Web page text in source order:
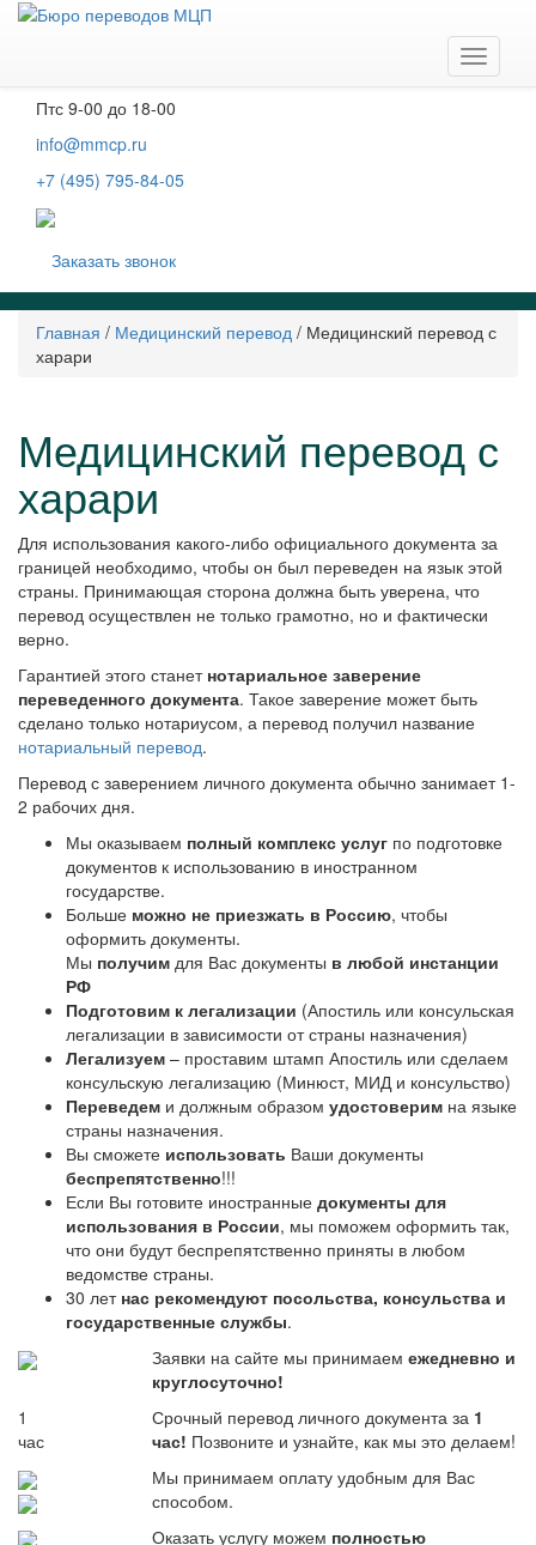
Москва, м. Тургеневская, Чистые пруды
Птс 9-00 до 18-00
info@mmcp.ru
+7 (495) 795-84-05
Заказать звонок
Главная / Медицинский перевод / Медицинский перевод с
харари
Медицинский перевод с
харари
Для использования какого-либо официального документа за
границей необходимо, чтобы он был переведен на язык этой
страны. Принимающая сторона должна быть уверена, что
перевод осуществлен не только грамотно, но и фактически
верно.
Гарантией этого станет нотариальное заверение
переведенного документа. Такое заверение может быть
сделано только нотариусом, а перевод получил название
нотариальный перевод.
Перевод с заверением личного документа обычно занимает 1-
2 рабочих дня.
Мы оказываем полный комплекс услуг по подготовке
документов к использованию в иностранном
государстве.
Больше можно не приезжать в Россию, чтобы
оформить документы.
Мы получим для Вас документы в любой инстанции
РФ
Подготовим к легализации (Апостиль или консульская
легализации в зависимости от страны назначения)
Легализуем – проставим штамп Апостиль или сделаем
консульскую легализацию (Минюст, МИД и консульство)
Переведем и должным образом удостоверим на языке
страны назначения.
Вы сможете использовать Ваши документы
беспрепятственно!!!
Если Вы готовите иностранные документы для
использования в России, мы поможем оформить так,
что они будут беспрепятственно приняты в любом
ведомстве страны.
30 лет нас рекомендуют посольства, консульства и
государственные службы.
Заявки на сайте мы принимаем ежедневно и
круглосуточно!
1
час
Срочный перевод личного документа за 1
час! Позвоните и узнайте, как мы это делаем!
Мы принимаем оплату удобным для Вас
способом.
Оказать услугу можем полностью